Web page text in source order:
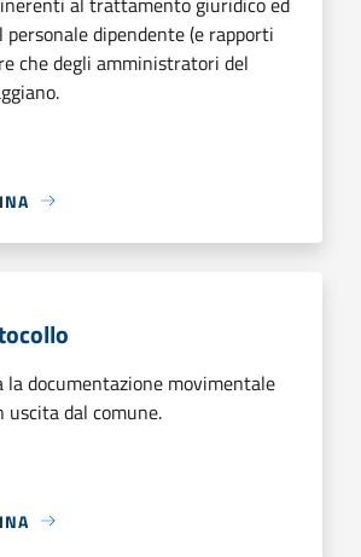
personale dipendente (e rapporti
che degli amministratori del
documentazione movimentale
dal comune.